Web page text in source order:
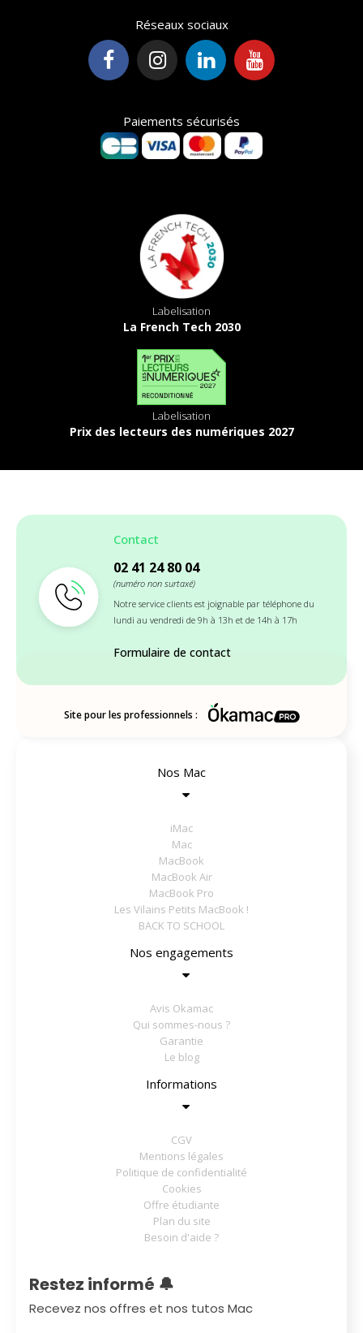
Réseaux sociaux
Paiements sécurisés
Labelisation
La French Tech 2030
Labelisation
Prix des lecteurs des numériques 2027
Contact
02 41 24 80 04
(numéro non surtaxé)
Notre service clients est joignable par téléphone du
lundi au vendredi de 9h à 13h et de 14h à 17h
Formulaire de contact
Site pour les professionnels :
Nos Mac
iMac
Mac
MacBook
MacBook Air
MacBook Pro
Les Vilains Petits MacBook !
BACK TO SCHOOL
Nos engagements
Avis Okamac
Qui sommes-nous ?
Garantie
Le blog
Informations
CGV
Mentions légales
Politique de confidentialité
Cookies
Offre étudiante
Plan du site
Besoin d'aide ?
Restez informé 🔔
Recevez nos offres et nos tutos Mac